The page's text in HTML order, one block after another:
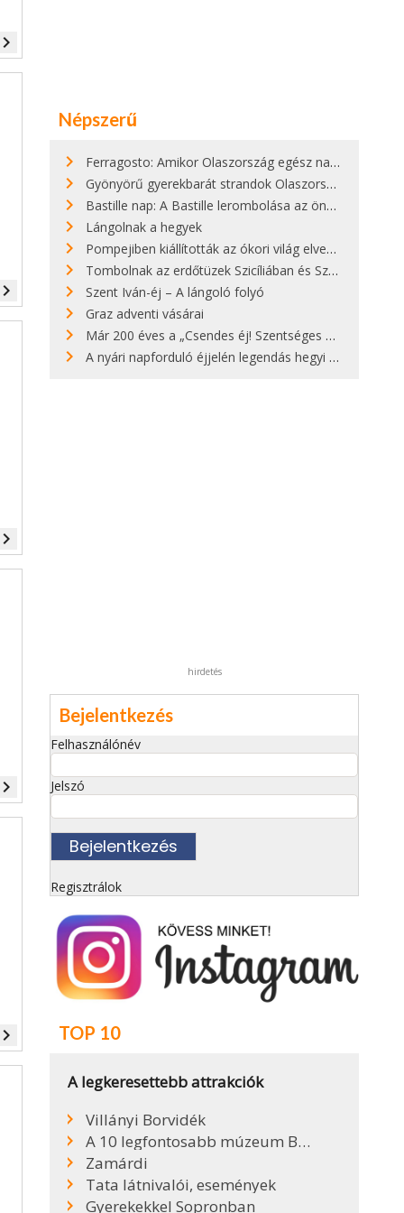
navigate_next
navigate_next
navigate_next
navigate_next
navigate_next
Népszerű
Ferragosto: Amikor Olaszország egész nap nyaral
Gyönyörű gyerekbarát strandok Olaszországban - megmutatjuk a 15 legjobbat
Bastille nap: A Bastille lerombolása az önkényuralom végét jelentette
Lángolnak a hegyek
Pompejiben kiállították az ókori világ elveszett híres szobrának másolatát
Tombolnak az erdőtüzek Szicíliában és Szardínián
Szent Iván-éj – A lángoló folyó
Graz adventi vásárai
Már 200 éves a „Csendes éj! Szentséges éj!”
A nyári napforduló éjjelén legendás hegyi tüzek világítják meg Zugspitzét
hirdetés
Bejelentkezés
Felhasználónév
Jelszó
Regisztrálok
TOP 10
A legkeresettebb attrakciók
Villányi Borvidék
A 10 legfontosabb múzeum Budapesten
Zamárdi
Tata látnivalói, események
Gyerekekkel Sopronban